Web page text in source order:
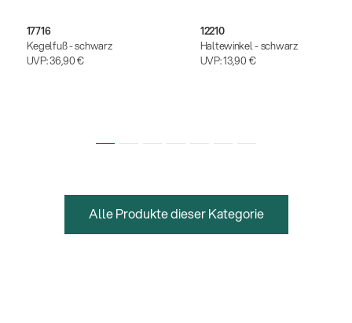
17716
Kegelfuß - schwarz
UVP:36,90 €
12210
Haltewinkel - schwarz
UVP:13,90 €
Alle Produkte dieser Kategorie